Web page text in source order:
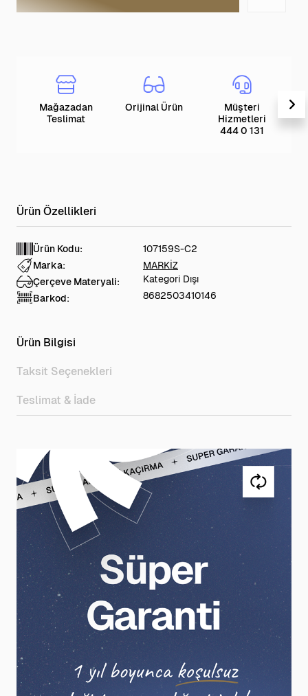
Mağazadan
Teslimat
Orijinal Ürün
Müşteri
Hizmetleri
444 0 131
Ürün Kodu:
107159S-C2
Marka:
MARKİZ
Çerçeve Materyali:
Kategori Dışı
Barkod:
8682503410146
Ürün Bilgisi
Taksit Seçenekleri
Teslimat & İade